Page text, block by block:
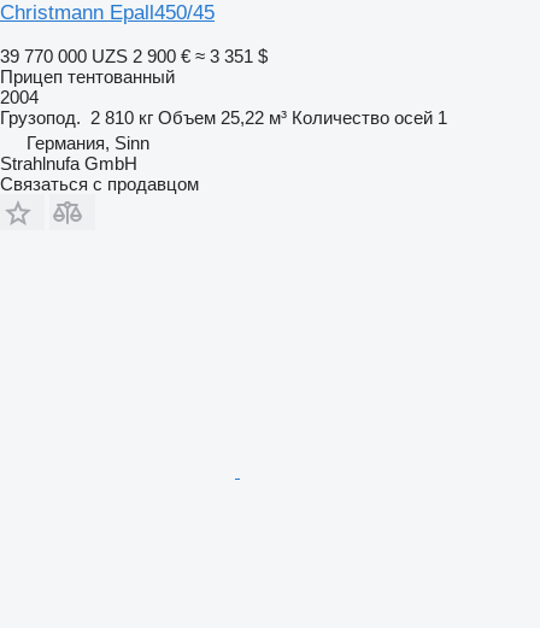
Christmann Epall450/45
39 770 000 UZS 2 900 € ≈ 3 351 $
Прицеп тентованный
2004
Грузопод. 2 810 кг Объем 25,22 м³ Количество осей 1
Германия, Sinn
Strahlnufa GmbH
Связаться с продавцом